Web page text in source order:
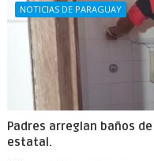
NOTICIAS DE PARAGUAY
Padres arreglan baños
estatal.